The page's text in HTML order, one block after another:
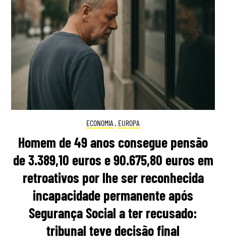
ECONOMIA , EUROPA
Homem de 49 anos consegue pensão
de 3.389,10 euros e 90.675,80 euros em
retroativos por lhe ser reconhecida
incapacidade permanente após
Segurança Social a ter recusado:
tribunal teve decisão final